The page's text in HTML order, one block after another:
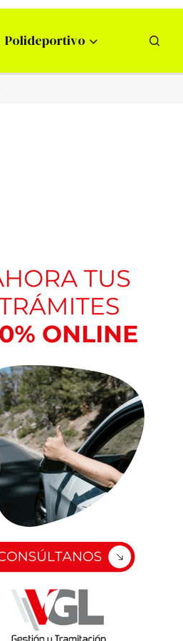
Polideportivo